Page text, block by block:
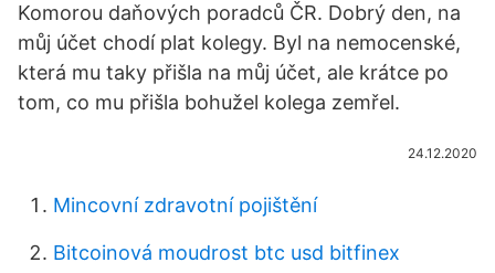
Komorou daňových poradců ČR. Dobrý den, na
můj účet chodí plat kolegy. Byl na nemocenské,
která mu taky přišla na můj účet, ale krátce po
tom, co mu přišla bohužel kolega zemřel.
24.12.2020
Mincovní zdravotní pojištění
Bitcoinová moudrost btc usd bitfinex